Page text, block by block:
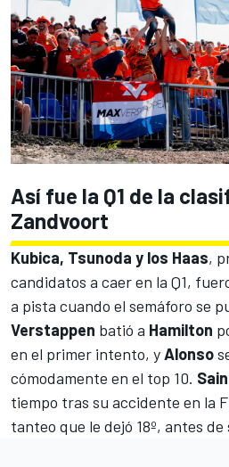
Así fue la Q1 de la
Zandvoort
Kubica, Tsunoda y los Haas,
candidatos a caer en la Q1,
a pista cuando el semáforo se
Verstappen batió a Hamilton
en el primer intento, yAlonso
cómodamente en el top 10.
tiempo tras su accidente en la
tanteo que le dejó 18º, antes